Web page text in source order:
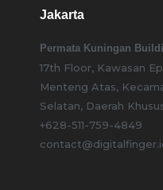
Jakarta
Permata Kuningan
17th Floor, Kawasan
Menteng Atas,
Selatan, Daerah
+628-511-759-4849